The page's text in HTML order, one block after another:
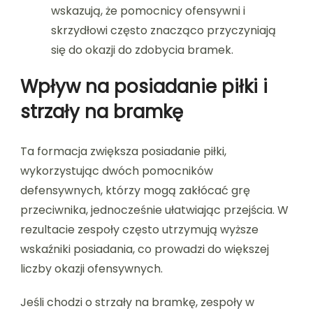
wskazują, że pomocnicy ofensywni i
skrzydłowi często znacząco przyczyniają
się do okazji do zdobycia bramek.
Wpływ na posiadanie piłki i
strzały na bramkę
Ta formacja zwiększa posiadanie piłki,
wykorzystując dwóch pomocników
defensywnych, którzy mogą zakłócać grę
przeciwnika, jednocześnie ułatwiając przejścia. W
rezultacie zespoły często utrzymują wyższe
wskaźniki posiadania, co prowadzi do większej
liczby okazji ofensywnych.
Jeśli chodzi o strzały na bramkę, zespoły w